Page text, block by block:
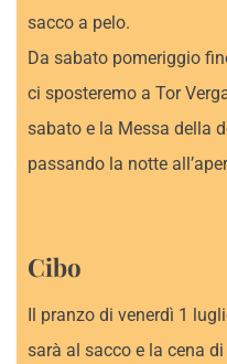
sacco a pelo.
Da sabato pomeriggio
ci sposteremo a Tor
sabato e la Messa della
passando la notte
Cibo
Il pranzo di venerdì 1
sarà al sacco e la cena